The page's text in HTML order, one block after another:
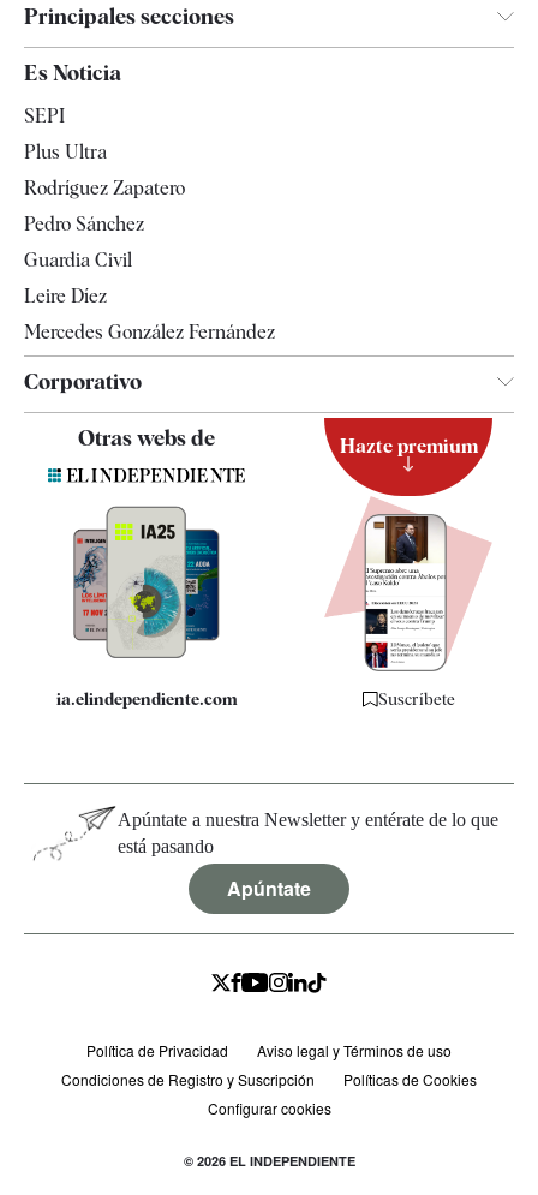
Principales secciones
España
Televisión
Es Noticia
SEPI
Plus Ultra
Rodríguez Zapatero
Pedro Sánchez
Guardia Civil
Leire Díez
Mercedes González Fernández
Corporativo
Contacto
Quiénes somos
Especificaciones
Otras webs de
ia.elindependiente.com
Hazte premium
Suscríbete
Apúntate a nuestra Newsletter y entérate de lo que
está pasando
Apúntate
Política de Privacidad
Aviso legal y Términos de uso
Condiciones de Registro y Suscripción
Políticas de Cookies
Configurar cookies
© 2026 EL INDEPENDIENTE